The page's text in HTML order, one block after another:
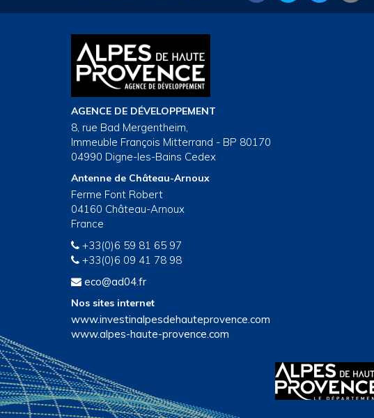
AGENCE DE DÉVELOPPEMENT
8, rue Bad Mergentheim,
Immeuble François Mitterrand - BP 80170
04990 Digne-les-Bains Cedex
Antenne de Château-Arnoux
Ferme Font Robert
04160 Château-Arnoux
France
+33(0)6 59 81 65 97
+33(0)6 09 41 78 98
eco@ad04.fr
Nos sites internet
www.investinalpesdehauteprovence.com
www.alpes-haute-provence.com